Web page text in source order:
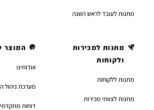
מתנות לעובד לראש השנה
מתנות למכירות
ולקוחות
מתנות ללקוחות
מתנות לצוותי מכירות
המוצר
אודותינו
מערכת ניהול
דוחות